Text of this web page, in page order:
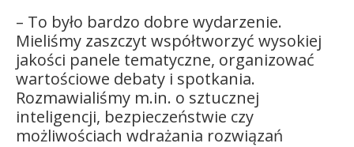
– To było bardzo dobre wydarzenie.
Mieliśmy zaszczyt współtworzyć wysokiej
jakości panele tematyczne, organizować
wartościowe debaty i spotkania.
Rozmawialiśmy m.in. o sztucznej
inteligencji, bezpieczeństwie czy
możliwościach wdrażania rozwiązań